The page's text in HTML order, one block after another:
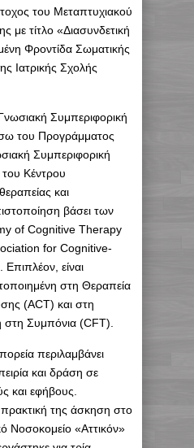
του Μεταπτυχιακού
με τίτλο «Διασυνδετική
Φροντίδα Σωματικής
Ιατρικής Σχολής
Συμπεριφορική
του Προγράμματος
Συμπεριφορική
Κέντρου
και
βάσει των
of Cognitive Therapy
for Cognitive-
είναι
στη Θεραπεία
(ACT) και στη
στη Συμπόνια (CFT).
περιλαμβάνει
και δράση σε
και εφήβους.
της άσκηση στο
Νοσοκομείο «Αττικόν»